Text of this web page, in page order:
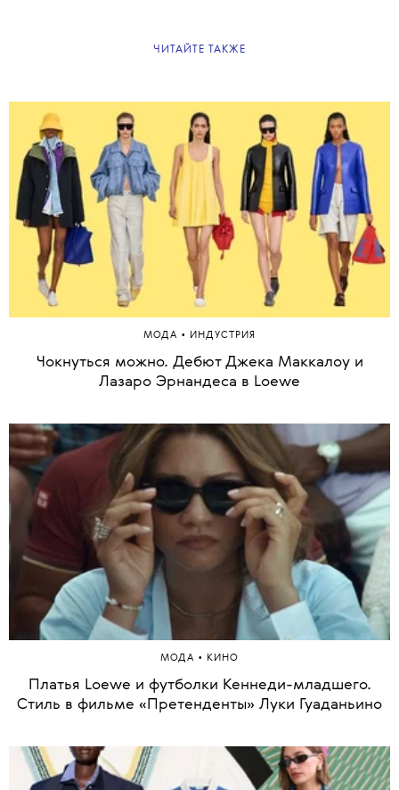
1 из 55
ЧИТАЙТЕ ТАКЖЕ
МОДА • ИНДУСТРИЯ
Чокнуться можно. Дебют Джека Маккалоу и
Лазаро Эрнандеса в Loewe
МОДА • КИНО
Платья Loewe и футболки Кеннеди-младшего.
Стиль в фильме «Претенденты» Луки Гуаданьино